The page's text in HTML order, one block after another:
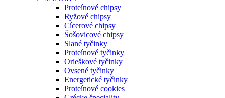
Proteínové chipsy
Ryžové chipsy
Cícerové chipsy
Šošovicové chipsy
Slané tyčinky
Proteínové tyčinky
Orieškové tyčinky
Ovsené tyčinky
Energetické tyčinky
Proteínové cookies